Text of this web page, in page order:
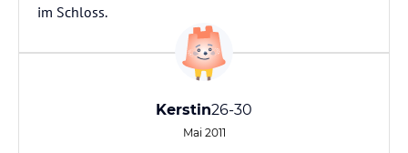
im Schloss.
Kerstin26-30
Mai 2011